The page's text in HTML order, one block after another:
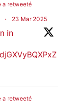
a retweeté
· 23 Mar 2025
in
a retweeté